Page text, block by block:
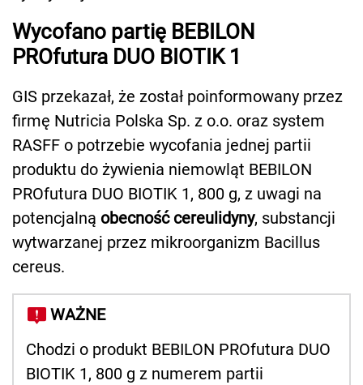
Wycofano partię BEBILON
PROfutura DUO BIOTIK 1
GIS przekazał, że został poinformowany przez
firmę Nutricia Polska Sp. z o.o. oraz system
RASFF o potrzebie wycofania jednej partii
produktu do żywienia niemowląt BEBILON
PROfutura DUO BIOTIK 1, 800 g, z uwagi na
potencjalną obecność cereulidyny, substancji
wytwarzanej przez mikroorganizm Bacillus
cereus.
WAŻNE
Chodzi o produkt BEBILON PROfutura DUO
BIOTIK 1, 800 g z numerem partii